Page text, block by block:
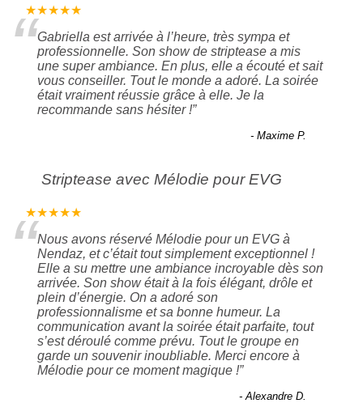
★★★★★
“Gabriella est arrivée à l’heure, très sympa et
professionnelle. Son show de striptease a mis
une super ambiance. En plus, elle a écouté et sait
vous conseiller. Tout le monde a adoré. La soirée
était vraiment réussie grâce à elle. Je la
recommande sans hésiter !”
- Maxime P.
Striptease avec Mélodie pour EVG
★★★★★
“Nous avons réservé Mélodie pour un EVG à
Nendaz, et c’était tout simplement exceptionnel !
Elle a su mettre une ambiance incroyable dès son
arrivée. Son show était à la fois élégant, drôle et
plein d’énergie. On a adoré son
professionnalisme et sa bonne humeur. La
communication avant la soirée était parfaite, tout
s’est déroulé comme prévu. Tout le groupe en
garde un souvenir inoubliable. Merci encore à
Mélodie pour ce moment magique !”
- Alexandre D.